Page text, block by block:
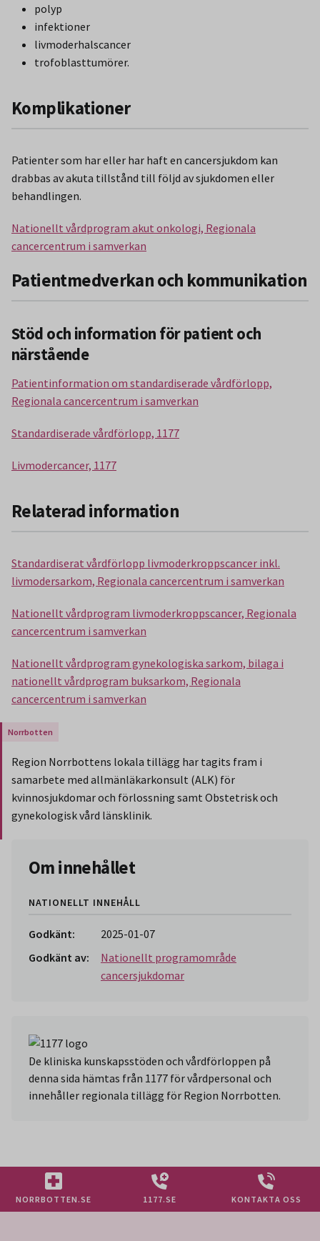
polyp
infektioner
livmoderhalscancer
trofoblasttumörer.
Komplikationer
Patienter som har eller har haft en cancersjukdom kan
drabbas av akuta tillstånd till följd av sjukdomen eller
behandlingen.
Nationellt vårdprogram akut onkologi, Regionala
cancercentrum i samverkan
Patientmedverkan och kommunikation
Stöd och information för patient och
närstående
Patientinformation om standardiserade vårdförlopp,
Regionala cancercentrum i samverkan
Standardiserade vårdförlopp, 1177
Livmodercancer, 1177
Relaterad information
Standardiserat vårdförlopp livmoderkroppscancer inkl.
livmodersarkom, Regionala cancercentrum i samverkan
Nationellt vårdprogram livmoderkroppscancer, Regionala
cancercentrum i samverkan
Nationellt vårdprogram gynekologiska sarkom, bilaga i
nationellt vårdprogram buksarkom, Regionala
cancercentrum i samverkan
Gäller endast för Region Norrbotten.
Region Norrbottens lokala tillägg har tagits fram i
samarbete med allmänläkarkonsult (ALK) för
kvinnosjukdomar och förlossning samt Obstetrisk och
gynekologisk vård länsklinik.
Om innehållet
NATIONELLT INNEHÅLL
Godkänt:
2025-01-07
Godkänt av:
Nationellt programområde
cancersjukdomar
De kliniska kunskapsstöden och vårdförloppen på
denna sida hämtas från 1177 för vårdpersonal och
innehåller regionala tillägg för Region Norrbotten.
NORRBOTTEN.SE 1177.SE KONTAKTA OSS